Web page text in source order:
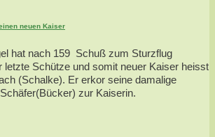
neuen Kaiser
hat nach 159 Schuß zum Sturzflug
letzte Schütze und somit neuer Kaiser heisst
(Schalke). Er erkor seine damalige
zur Kaiserin.